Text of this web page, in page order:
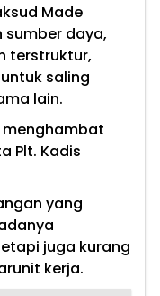
Made
daya,
terstruktur,
saling
lain.
menghambat
Plt. Kadis
yang
juga kurang
kerja.